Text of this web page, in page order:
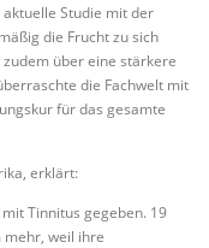
Studie mit der
die Frucht zu sich
über eine stärkere
die Fachwelt mit
für das gesamte
erklärt:
Tinnitus gegeben. 19
weil ihre